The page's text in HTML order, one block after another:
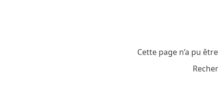
Cette page n’a pu